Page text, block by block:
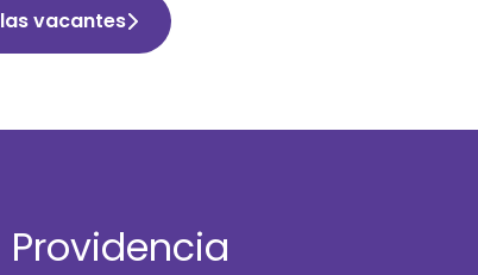
vacantes
Providencia